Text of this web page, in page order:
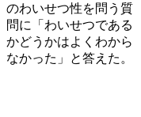
のわいせつ性を問う質
問に「わいせつである
かどうかはよくわから
なかった」と答えた。